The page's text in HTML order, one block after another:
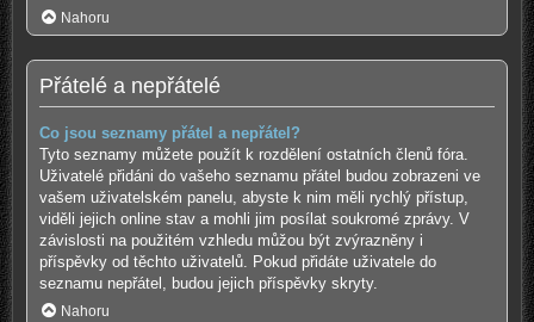
Nahoru
Přátelé a nepřátelé
Co jsou seznamy přátel a nepřátel?
Tyto seznamy můžete použít k rozdělení ostatních členů fóra.
Uživatelé přidáni do vašeho seznamu přátel budou zobrazeni ve
vašem uživatelském panelu, abyste k nim měli rychlý přístup,
viděli jejich online stav a mohli jim posílat soukromé zprávy. V
závislosti na použitém vzhledu můžou být zvýrazněny i
příspěvky od těchto uživatelů. Pokud přidáte uživatele do
seznamu nepřátel, budou jejich příspěvky skryty.
Nahoru